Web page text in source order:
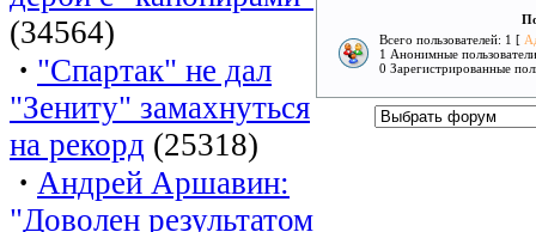
(34564)
· "Спартак" не дал
"Зениту" замахнуться
на рекорд (25318)
· Андрей Аршавин:
"Доволен результатом
Всего пользователей: 1 [
1 Анонимные пользователи
0 Зарегистрированные